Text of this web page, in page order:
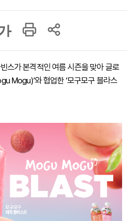
스가 본격적인 여름 시즌을 맞아 글로
Mogu)’와 협업한 ‘모구모구 블라스